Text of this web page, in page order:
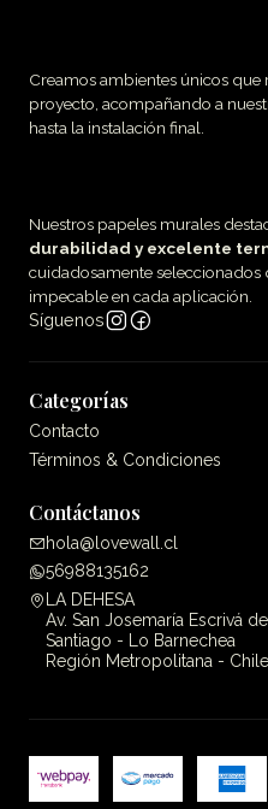
Creamos ambientes únicos
proyecto, acompañando a
hasta la instalación final.
Nuestros papeles murales
durabilidad y excelente
cuidadosamente
impecable en cada aplicación.
Síguenos
Categorías
Contacto
Términos & Condiciones
Contáctanos
hola@lovewall.cl
56988135162
LA DEHESA
Av. San Josemaría Escrivá
Santiago - Lo Barnechea
Región Metropolitana - Chile